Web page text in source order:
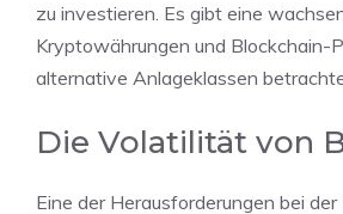
zu investieren. Es gibt eine
Kryptowährungen und Blockchain-
alternative Anlageklassen
Die Volatilität von
Eine der Herausforderungen bei